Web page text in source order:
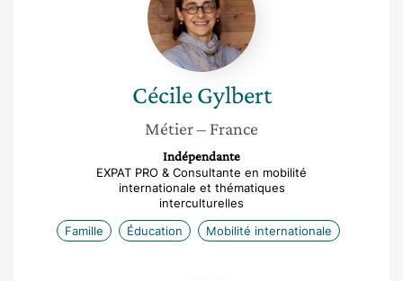
Cécile Gylbert
Métier– France
Indépendante
EXPAT PRO & Consultante en mobilité
internationale et thématiques
interculturelles
Famille
Éducation Mobilité internationale